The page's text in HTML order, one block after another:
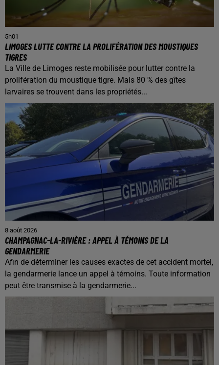
5h01
LIMOGES LUTTE CONTRE LA PROLIFÉRATION DES MOUSTIQUES
TIGRES
La Ville de Limoges reste mobilisée pour lutter contre la
prolifération du moustique tigre. Mais 80 % des gîtes
larvaires se trouvent dans les propriétés...
8 août 2026
CHAMPAGNAC-LA-RIVIÈRE : APPEL À TÉMOINS DE LA
GENDARMERIE
Afin de déterminer les causes exactes de cet accident mortel,
la gendarmerie lance un appel à témoins. Toute information
peut être transmise à la gendarmerie...